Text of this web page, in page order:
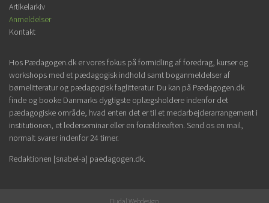
Artikelarkiv
Anmeldelser
Kontakt
Hos Pædagogen.dk er vores fokus på formidling af foredrag, kurser og
workshops med et pædagogisk indhold samt boganmeldelser af
børnelitteratur og pædagogisk faglitteratur. Du kan på Pædagogen.dk
finde og booke Danmarks dygtigste oplægsholdere indenfor det
pædagogiske område, hvad enten det er til et medarbejderarrangement i
institutionen, et lederseminar eller en forældreaften. Send os en mail,
normalt svarer indenfor 24 timer.
Redaktionen [snabel-a] paedagogen.dk.
Dudal Webdesign